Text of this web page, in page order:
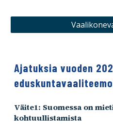
Ajatuksia vuoden
Väite1: Suomessa on
kohtuullistamista